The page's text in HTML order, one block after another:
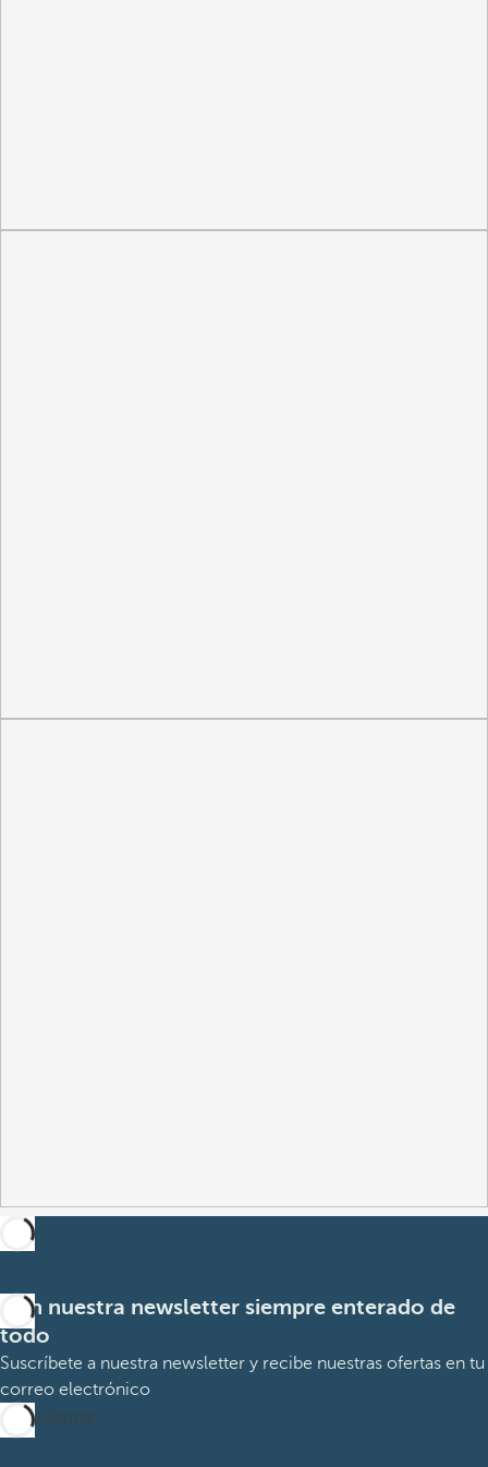
Con nuestra newsletter siempre enterado de
todo
Suscríbete a nuestra newsletter y recibe nuestras ofertas en tu
correo electrónico
Suscribirme